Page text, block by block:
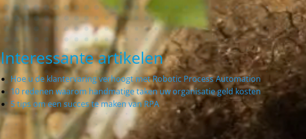
Interessante artikelen
Hoe u de klantervaring verhoogt met Robotic Process Automation
10 redenen waarom handmatige taken uw organisatie geld kosten
5 tips om een succes te maken van RPA